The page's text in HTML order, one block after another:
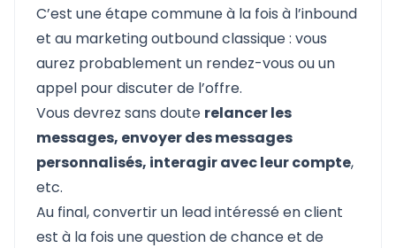
C’est une étape commune à la fois à l’inbound
et au marketing outbound classique : vous
aurez probablement un rendez-vous ou un
appel pour discuter de l’offre.
Vous devrez sans doute relancer les
messages, envoyer des messages
personnalisés, interagir avec leur compte,
etc.
Au final, convertir un lead intéressé en client
est à la fois une question de chance et de